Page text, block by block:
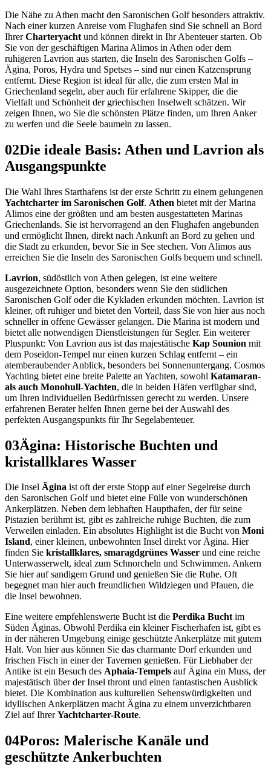
Die Nähe zu Athen macht den Saronischen Golf besonders attraktiv.
Nach einer kurzen Anreise vom Flughafen sind Sie schnell an Bord
IhrerCharteryacht und können direkt in Ihr Abenteuer starten. Ob
Sie von der geschäftigen Marina Alimos in Athen oder dem
ruhigeren Lavrion aus starten, die Inseln des Saronischen Golfs –
Ägina, Poros, Hydra und Spetses – sind nur einen Katzensprung
entfernt. Diese Region ist ideal für alle, die zum ersten Mal in
Griechenland segeln, aber auch für erfahrene Skipper, die die
Vielfalt und Schönheit der griechischen Inselwelt schätzen. Wir
zeigen Ihnen, wo Sie die schönsten Plätze finden, um Ihren Anker
zu werfen und die Seele baumeln zu lassen.
02Die ideale Basis: Athen und Lavrion als
Ausgangspunkte
Die Wahl Ihres Starthafens ist der erste Schritt zu einem gelungenen
Yachtcharter im Saronischen Golf. Athen bietet mit der Marina
Alimos eine der größten und am besten ausgestatteten Marinas
Griechenlands. Sie ist hervorragend an den Flughafen angebunden
und ermöglicht Ihnen, direkt nach Ankunft an Bord zu gehen und
die Stadt zu erkunden, bevor Sie in See stechen. Von Alimos aus
erreichen Sie die Inseln des Saronischen Golfs bequem und schnell.
Lavrion, südöstlich von Athen gelegen, ist eine weitere
ausgezeichnete Option, besonders wenn Sie den südlichen
Saronischen Golf oder die Kykladen erkunden möchten. Lavrion ist
kleiner, oft ruhiger und bietet den Vorteil, dass Sie von hier aus noch
schneller in offene Gewässer gelangen. Die Marina ist modern und
bietet alle notwendigen Dienstleistungen für Segler. Ein weiterer
Pluspunkt: Von Lavrion aus ist das majestätische Kap Sounion mit
dem Poseidon-Tempel nur einen kurzen Schlag entfernt – ein
atemberaubender Anblick, besonders bei Sonnenuntergang. Cosmos
Yachting bietet eine breite Palette an Yachten, sowohl Katamaran-
als auch Monohull-Yachten, die in beiden Häfen verfügbar sind,
um Ihren individuellen Bedürfnissen gerecht zu werden. Unsere
erfahrenen Berater helfen Ihnen gerne bei der Auswahl des
perfekten Ausgangspunkts für Ihr Segelabenteuer.
03Ägina: Historische Buchten und
kristallklares Wasser
Die Insel Ägina ist oft der erste Stopp auf einer Segelreise durch
den Saronischen Golf und bietet eine Fülle von wunderschönen
Ankerplätzen. Neben dem lebhaften Haupthafen, der für seine
Pistazien berühmt ist, gibt es zahlreiche ruhige Buchten, die zum
Verweilen einladen. Ein absolutes Highlight ist die Bucht von Moni
Island, einer kleinen, unbewohnten Insel direkt vor Ägina. Hier
finden Sie kristallklares, smaragdgrünes Wasser und eine reiche
Unterwasserwelt, ideal zum Schnorcheln und Schwimmen. Ankern
Sie hier auf sandigem Grund und genießen Sie die Ruhe. Oft
begegnet man hier auch freundlichen Wildziegen und Pfauen, die
die Insel bewohnen.
Eine weitere empfehlenswerte Bucht ist die Perdika Buchtim
Süden Äginas. Obwohl Perdika ein kleiner Fischerhafen ist, gibt es
in der näheren Umgebung einige geschützte Ankerplätze mit gutem
Halt. Von hier aus können Sie das charmante Dorf erkunden und
frischen Fisch in einer der Tavernen genießen. Für Liebhaber der
Antike ist ein Besuch des Aphaia-Tempels auf Ägina ein Muss, der
majestätisch über der Insel thront und einen fantastischen Ausblick
bietet. Die Kombination aus kulturellen Sehenswürdigkeiten und
idyllischen Ankerplätzen macht Ägina zu einem unverzichtbaren
Ziel auf IhrerYachtcharter-Route.
04Poros: Malerische Kanäle und
geschützte Ankerbuchten